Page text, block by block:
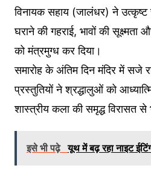
विनायक सहाय (जालंधर) ने उत्कृष्ट
घराने की गहराई, भावों की सूक्ष्मता
को मंत्रमुग्ध कर दिया।
समारोह के अंतिम दिन मंदिर में सजे
प्रस्तुतियों ने श्रद्धालुओं को
शास्त्रीय कला की समृद्ध विरासत से
इसे भी पढ़े यूथ में बढ़ रहा नाइट